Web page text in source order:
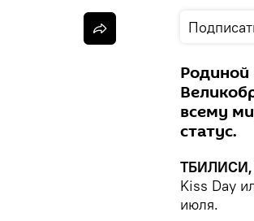
Родиной
всему
статус.
ТБИЛИСИ,
Kiss Day
июля.